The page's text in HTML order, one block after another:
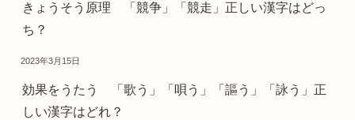
きょうそう原理 「競争」「競走」正しい漢字はどっ
ち？
2023年3月15日
効果をうたう 「歌う」「唄う」「謳う」「詠う」正
しい漢字はどれ？